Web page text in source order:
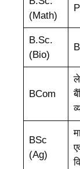
(Math)
B.Sc.
(Bio)
BCom
BSc
(Ag)